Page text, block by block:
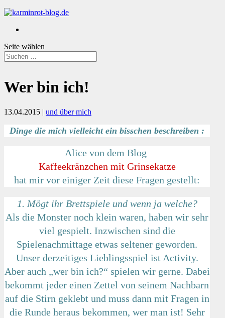
Seite wählen
Wer bin ich!
13.04.2015 | und über mich
Dinge die mich vielleicht ein bisschen beschreiben :
Alice von dem Blog
Kaffeekränzchen mit Grinsekatze
hat mir vor einiger Zeit diese Fragen gestellt:
1. Mögt ihr Brettspiele und wenn ja welche?
Als die Monster noch klein waren, haben wir sehr
viel gespielt. Inzwischen sind die
Spielenachmittage etwas seltener geworden.
Unser derzeitiges Lieblingsspiel ist Activity.
Aber auch „wer bin ich?“ spielen wir gerne. Dabei
bekommt jeder einen Zettel von seinem Nachbarn
auf die Stirn geklebt und muss dann mit Fragen in
die Runde heraus bekommen, wer man ist! Sehr